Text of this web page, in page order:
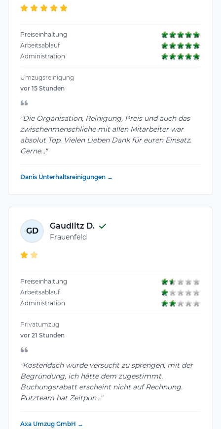
Preiseinhaltung
Arbeitsablauf
Administration
Umzugsreinigung
vor 15 Stunden
"Die Organisation, Reinigung, Preis und auch das
zwischenmenschliche mit allen Mitarbeiter war
absolut Top. Vielen Lieben Dank für euren Einsatz.
Gerne..."
Danis Unterhaltsreinigungen →
GD
Gaudlitz D.
Frauenfeld
Preiseinhaltung
Arbeitsablauf
Administration
Privatumzug
vor 21 Stunden
"Kostendach wurde versucht zu sprengen, mit der
Begründung, ich hätte dem zugestimmt.
Buchungsrabatt erscheint nicht auf Rechnung.
Putzteam hat Zeitpun..."
Axa Umzug GmbH →